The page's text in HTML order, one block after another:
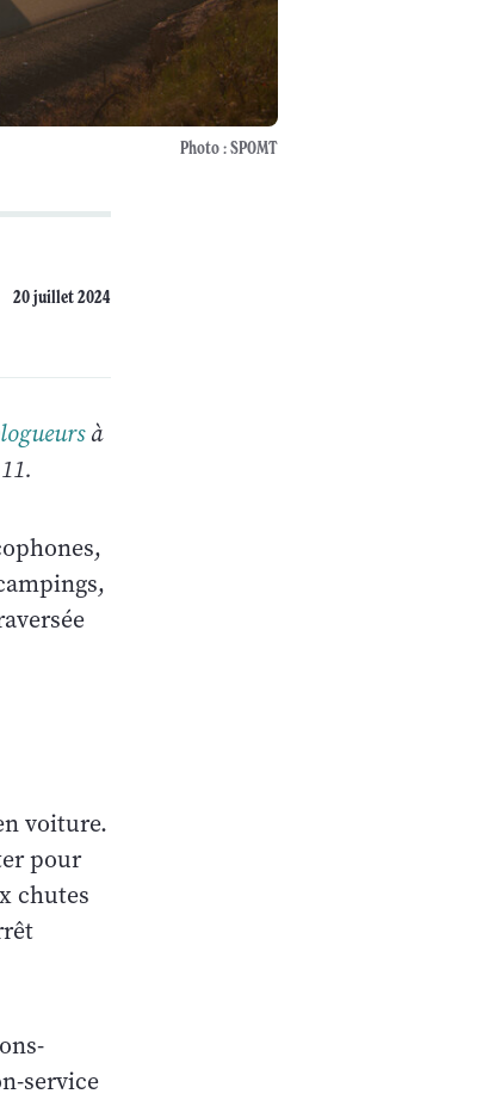
Photo : SPOMT
20 juillet 2024
à
voiture.
pour
chutes
service